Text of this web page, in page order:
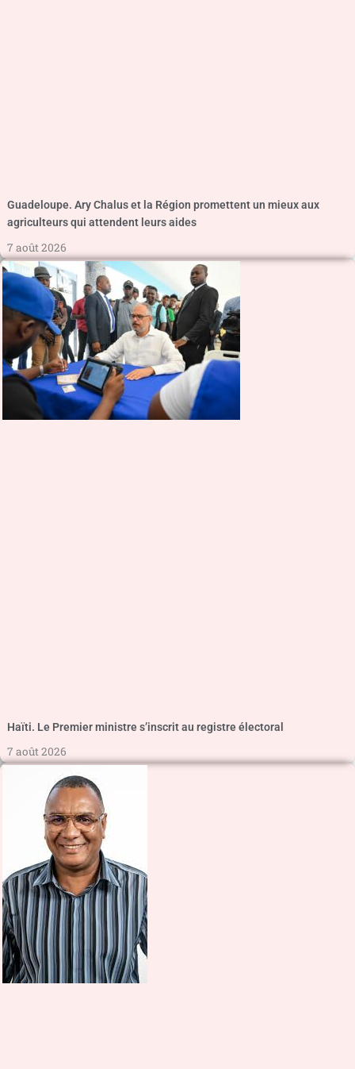
Guadeloupe. Ary Chalus et la Région promettent un mieux aux
agriculteurs qui attendent leurs aides
7 août 2026
Haïti. Le Premier ministre s’inscrit au registre électoral
7 août 2026